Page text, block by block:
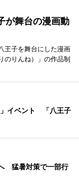
が舞台の漫画動
王子を舞台にした漫画
のりんね）」の作品制
」イベント 「八王子
猛暑対策で一部行